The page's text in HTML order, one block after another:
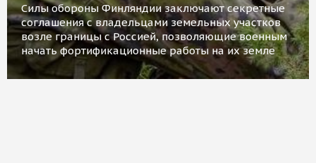
Силы обороны Финляндии заключают секретные
соглашения с владельцами земельных участков
возле границы с Россией, позволяющие военным
начать фортификационные работы на их земле